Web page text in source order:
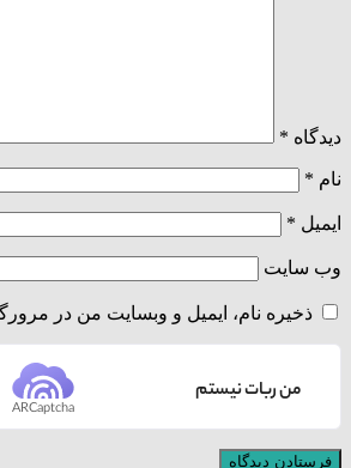
دیدگاه *
نام *
ایمیل *
وب‌ سایت
ذخیره نام، ایمیل و وبسایت من در
من ربات نیستم
ARCaptcha